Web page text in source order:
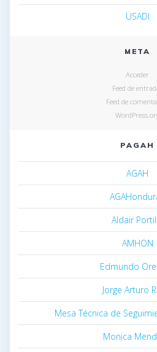
USADI
META
Acceder
Feed de
Feed de
PAGAH
AGAH
Aldair
AMHON
Edmundo
Jorge Arturo
Mesa Técnica de
Monica